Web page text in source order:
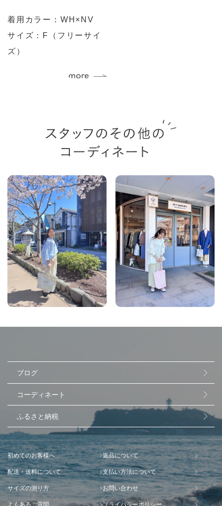
着用カラー： WH×NV
サイズ：F（フリーサイ
ズ）
ブログ
コーディネート
ふるさと納税
初めてのお客様へ 返品について
配送・送料について 支払い方法について
サイズの測り方 お問い合わせ
よくあるご質問 プライバシーポリシー